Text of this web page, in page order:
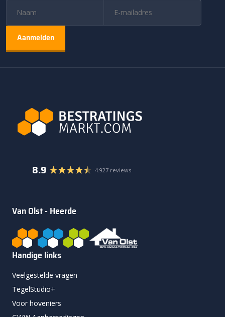
8.9 4.927 reviews
Van Olst - Heerde
Handige links
Veelgestelde vragen
TegelStudio+
Voor hoveniers